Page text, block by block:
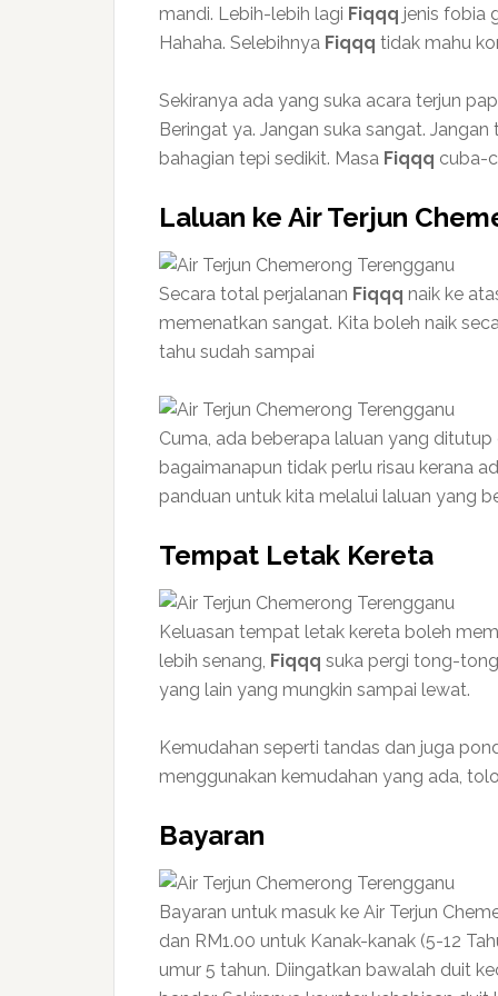
mandi. Lebih-lebih lagi Fiqqq jenis fobia
Hahaha. Selebihnya Fiqqq tidak mahu
Sekiranya ada yang suka acara terjun
Beringat ya. Jangan suka sangat.
bahagian tepi sedikit. Masa Fiqqq cuba-
Laluan ke Air Terjun
Secara total perjalanan Fiqqq naik ke
memenatkan sangat. Kita boleh naik
tahu sudah sampai
Cuma, ada beberapa laluan yang ditutup
bagaimanapun tidak perlu risau kerana
panduan untuk kita melalui laluan yang
Tempat Letak Kereta
Keluasan tempat letak kereta boleh
lebih senang, Fiqqq suka pergi tong-
yang lain yang mungkin sampai lewat.
Kemudahan seperti tandas dan juga
menggunakan kemudahan yang ada,
Bayaran
Bayaran untuk masuk ke Air Terjun
dan RM1.00 untuk Kanak-kanak (5-12
umur 5 tahun. Diingatkan bawalah duit